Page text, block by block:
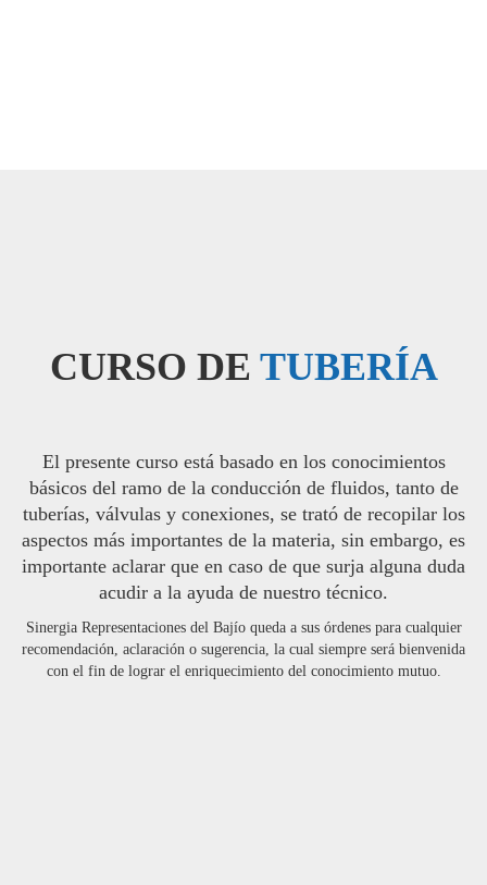
CURSO DE TUBERÍA
El presente curso está basado en los conocimientos
básicos del ramo de la conducción de fluidos, tanto de
tuberías, válvulas y conexiones, se trató de recopilar los
aspectos más importantes de la materia, sin embargo, es
importante aclarar que en caso de que surja alguna duda
acudir a la ayuda de nuestro técnico.
Sinergia Representaciones del Bajío queda a sus órdenes para cualquier
recomendación, aclaración o sugerencia, la cual siempre será bienvenida
con el fin de lograr el enriquecimiento del conocimiento mutuo.